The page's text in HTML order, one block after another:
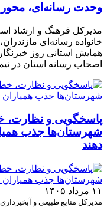
وحدت رسانه‌ای،
مدیرکل فرهنگ و ارشاد
خانواده رسانه‌ای
همایش استانی روز
اصحاب رسانه استان در
پاسخگویی و نظارت،
شهرستان‌ها جذب
دهند
۱۱ مرداد ۱۴۰۵
مدیرکل منابع طبیعی و